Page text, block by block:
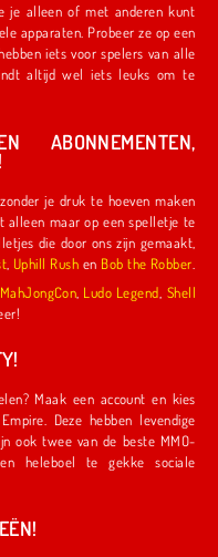
anderen kunt
apparaten. Probeer ze op een
leuks om te
ABONNEMENTEN,
je druk te hoeven maken
alleen maar op een spelletje te
Uphill Rush en Bob the Robber
MahJongCon Ludo Legend Shell
Maak een account en kies
Deze hebben levendige
ook twee van de beste MMO-